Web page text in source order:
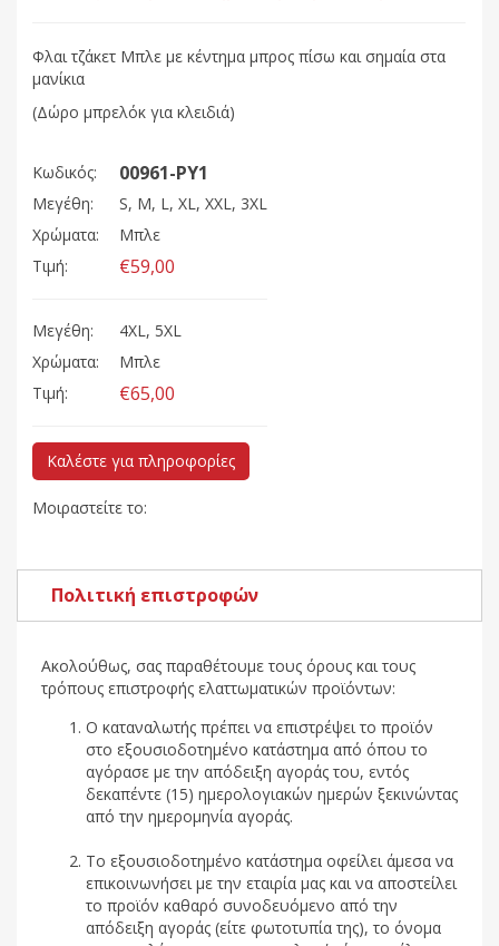
Φλαι τζάκετ Μπλε με κέντημα μπρος πίσω και σημαία στα
μανίκια
(Δώρο μπρελόκ για κλειδιά)
Κωδικός: 00961-PY1
Μεγέθη:
S, M, L, XL, XXL, 3XL
Χρώματα:
Μπλε
Τιμή:
€59,00
Μεγέθη:
4XL, 5XL
Χρώματα:
Μπλε
Τιμή:
€65,00
Καλέστε για πληροφορίες
Μοιραστείτε το:
Πολιτική επιστροφών
Ακολούθως, σας παραθέτουμε τους όρους και τους
τρόπους επιστροφής ελαττωματικών προϊόντων:
Ο καταναλωτής πρέπει να επιστρέψει το προϊόν
στο εξουσιοδοτημένο κατάστημα από όπου το
αγόρασε με την απόδειξη αγοράς του, εντός
δεκαπέντε (15) ημερολογιακών ημερών ξεκινώντας
από την ημερομηνία αγοράς.
Το εξουσιοδοτημένο κατάστημα οφείλει άμεσα να
επικοινωνήσει με την εταιρία μας και να αποστείλει
το προϊόν καθαρό συνοδευόμενο από την
απόδειξη αγοράς (είτε φωτοτυπία της), το όνομα